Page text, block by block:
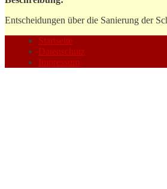
Entscheidungen über die Sanierung der
Startseite
Datenschutz
Impressum